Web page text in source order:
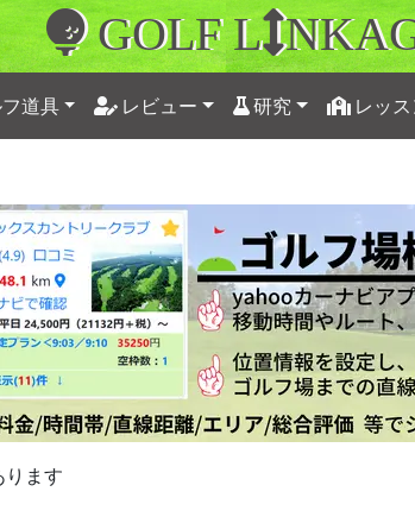
GOLF L
道具 レビュー 研究 レッ
ます